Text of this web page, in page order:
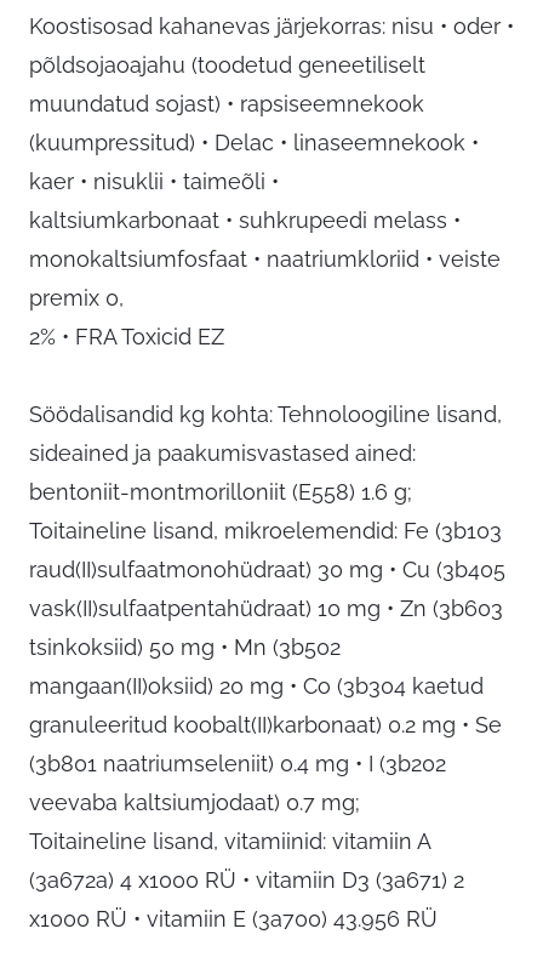
Koostisosad kahanevas järjekorras: nisu • oder •
põldsojaoajahu (toodetud geneetiliselt
muundatud sojast) • rapsiseemnekook
(kuumpressitud) • Delac • linaseemnekook •
kaer • nisuklii • taimeõli •
kaltsiumkarbonaat • suhkrupeedi melass •
monokaltsiumfosfaat • naatriumkloriid • veiste
premix 0,
2% • FRA Toxicid EZ
Söödalisandid kg kohta: Tehnoloogiline lisand,
sideained ja paakumisvastased ained:
bentoniit-montmorilloniit (E558) 1.6 g;
Toitaineline lisand, mikroelemendid: Fe (3b103
raud(II)sulfaatmonohüdraat) 30 mg • Cu (3b405
vask(II)sulfaatpentahüdraat) 10 mg • Zn (3b603
tsinkoksiid) 50 mg • Mn (3b502
mangaan(II)oksiid) 20 mg • Co (3b304 kaetud
granuleeritud koobalt(II)karbonaat) 0.2 mg • Se
(3b801 naatriumseleniit) 0.4 mg • I (3b202
veevaba kaltsiumjodaat) 0.7 mg;
Toitaineline lisand, vitamiinid: vitamiin A
(3a672a) 4 x1000 RÜ • vitamiin D3 (3a671) 2
x1000 RÜ • vitamiin E (3a700) 43.956 RÜ